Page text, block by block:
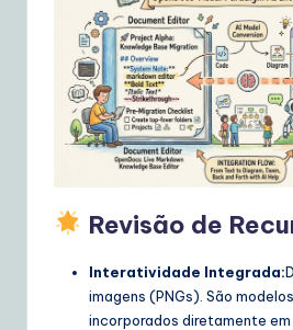
Revisão de
Interatividade Integrada:
imagens (PNGs). São
incorporados diretamente